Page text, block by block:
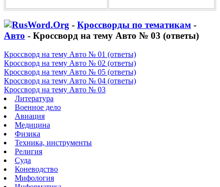
- Кроссворды по тематикам -
Авто - Кроссворд на тему Авто № 03 (ответы)
Кроссворд на тему Авто № 01 (ответы)
Кроссворд на тему Авто № 02 (ответы)
Кроссворд на тему Авто № 05 (ответы)
Кроссворд на тему Авто № 04 (ответы)
Кроссворд на тему Авто № 03
Литература
Военное дело
Авиация
Медицина
Физика
Техника, инструменты
Религия
Суда
Коневодство
Мифология